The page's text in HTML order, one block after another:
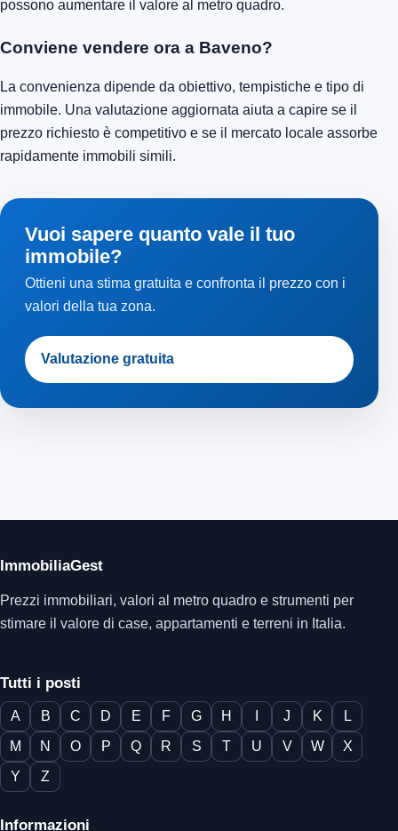
possono aumentare il valore al metro quadro.
Conviene vendere ora a Baveno?
La convenienza dipende da obiettivo, tempistiche e tipo di
immobile. Una valutazione aggiornata aiuta a capire se il
prezzo richiesto è competitivo e se il mercato locale assorbe
rapidamente immobili simili.
Vuoi sapere quanto vale il tuo
immobile?
Ottieni una stima gratuita e confronta il prezzo con i
valori della tua zona.
Valutazione gratuita
ImmobiliaGest
Prezzi immobiliari, valori al metro quadro e strumenti per
stimare il valore di case, appartamenti e terreni in Italia.
Tutti i posti
A B C D E F G H J K
L
M
N O P Q R S T U V W
X
Y
Z
Informazioni